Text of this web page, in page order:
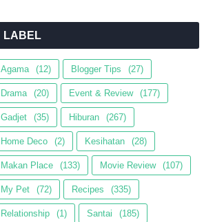
LABEL
Agama (12) Blogger Tips (27)
Drama (20) Event & Review (177)
Gadjet (35) Hiburan (267)
Home Deco (2) Kesihatan (28)
Makan Place (133) Movie Review (107)
My Pet (72) Recipes (335)
Relationship (1) Santai (185)